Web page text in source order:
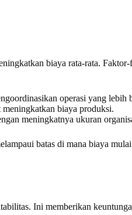
biaya rata-rata.
operasi yang lebih
biaya produksi.
meningkatnya ukuran
batas di mana biaya
Ini memberikan